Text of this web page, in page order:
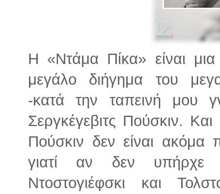
Η «Ντάμα Πίκα» είναι
μεγάλο διήγημα του
-κατά την ταπεινή μου
Σεργκέγεβιτς Πούσκιν.
Πούσκιν δεν είναι ακόμα
γιατί αν δεν
Ντοστογιέφσκι και